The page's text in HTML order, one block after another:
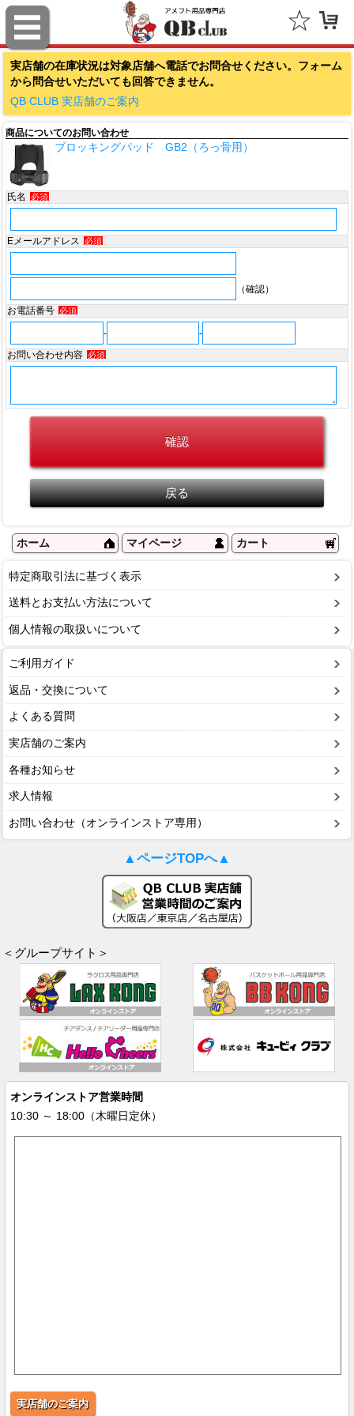
実店舗の在庫状況は対象店舗へ電話でお問合せください。フォーム
から問合せいただいても回答できません。
QB CLUB 実店舗のご案内
商品についてのお問い合わせ
ブロッキングパッド GB2（ろっ骨用）
氏名 必須
Eメールアドレス 必須
（確認）
お電話番号 必須
-
-
お問い合わせ内容 必須
ホーム マイページ カート
特定商取引法に基づく表示
送料とお支払い方法について
個人情報の取扱いについて
ご利用ガイド
返品・交換について
よくある質問
実店舗のご案内
各種お知らせ
求人情報
お問い合わせ（オンラインストア専用）
▲ページTOPへ▲
＜グループサイト＞
オンラインストア営業時間
10:30 ～ 18:00（木曜日定休）
実店舗のご案内
ファナティクス（Fanatics）
アウトドアキャップ（Outdoor Cap Company）
スポルディング（SPALDING）
ミッチェル＆ネス（Mitchell & Ness）
ポータフォン（PORTAPHONE）
ギルマンギア（Gilman Gear）
サムプロ（ThumbPRO）